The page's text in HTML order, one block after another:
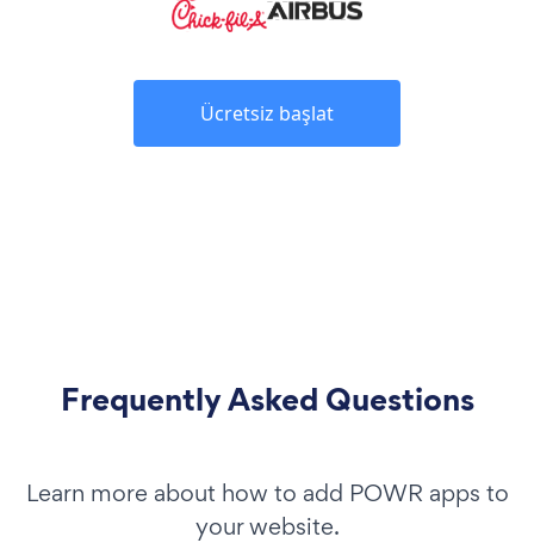
Ücretsiz başlat
Frequently Asked Questions
Learn more about how to add POWR apps to
your website.